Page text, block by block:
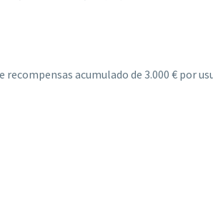
acumulado de 3.000 € por